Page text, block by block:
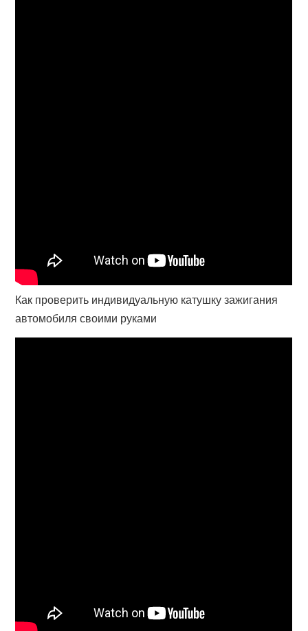
Как проверить индивидуальную катушку зажигания
автомобиля своими руками